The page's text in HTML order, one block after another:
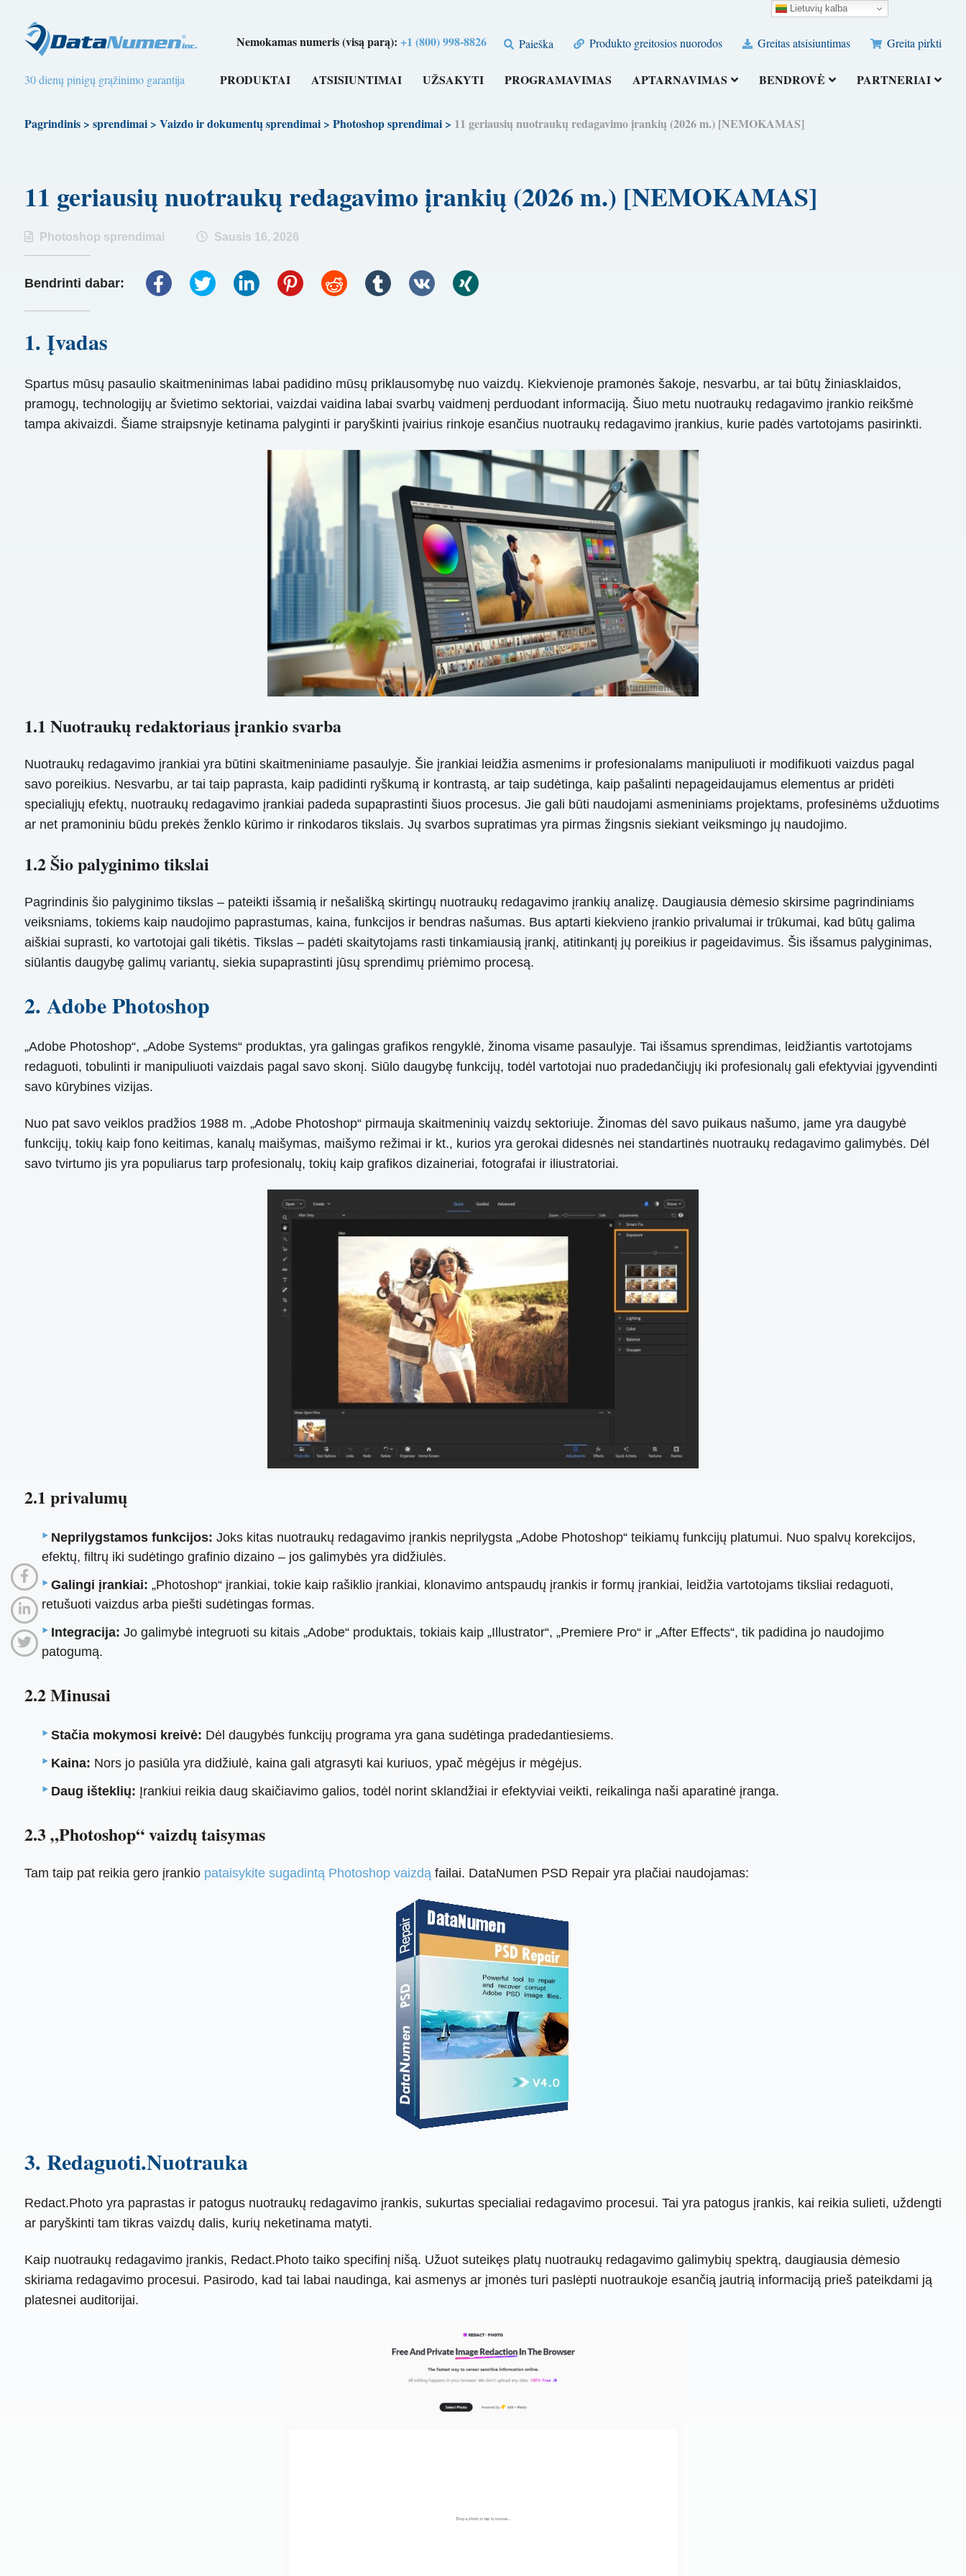
Nemokamas numeris (visą parą):+1 (800) 998-8826 Paieška Produkto greitosios nuorodos Greitas atsisiuntimas Greita pirkti
30 dienų pinigų grąžinimo garantija PRODUKTAI ATSISIUNTIMAI UŽSAKYTI PROGRAMAVIMAS APTARNAVIMAS BENDROVĖ PARTNERIAI
Pagrindinis> sprendimai> Vaizdo ir dokumentų sprendimai> Photoshop sprendimai> 11 geriausių nuotraukų redagavimo įrankių (2026 m.) [NEMOKAMAS]
11 geriausių nuotraukų redagavimo įrankių (2026 m.) [NEMOKAMAS]
Photoshop sprendimai Sausis 16, 2026
Bendrinti dabar:
1. Įvadas
Spartus mūsų pasaulio skaitmeninimas labai padidino mūsų priklausomybę nuo vaizdų. Kiekvienoje pramonės šakoje, nesvarbu, ar tai būtų žiniasklaidos,
pramogų, technologijų ar švietimo sektoriai, vaizdai vaidina labai svarbų vaidmenį perduodant informaciją. Šiuo metu nuotraukų redagavimo įrankio reikšmė
tampa akivaizdi. Šiame straipsnyje ketinama palyginti ir paryškinti įvairius rinkoje esančius nuotraukų redagavimo įrankius, kurie padės vartotojams pasirinkti.
1.1 Nuotraukų redaktoriaus įrankio svarba
Nuotraukų redagavimo įrankiai yra būtini skaitmeniniame pasaulyje. Šie įrankiai leidžia asmenims ir profesionalams manipuliuoti ir modifikuoti vaizdus pagal
savo poreikius. Nesvarbu, ar tai taip paprasta, kaip padidinti ryškumą ir kontrastą, ar taip sudėtinga, kaip pašalinti nepageidaujamus elementus ar pridėti
specialiųjų efektų, nuotraukų redagavimo įrankiai padeda supaprastinti šiuos procesus. Jie gali būti naudojami asmeniniams projektams, profesinėms užduotims
ar net pramoniniu būdu prekės ženklo kūrimo ir rinkodaros tikslais. Jų svarbos supratimas yra pirmas žingsnis siekiant veiksmingo jų naudojimo.
1.2 Šio palyginimo tikslai
Pagrindinis šio palyginimo tikslas – pateikti išsamią ir nešališką skirtingų nuotraukų redagavimo įrankių analizę. Daugiausia dėmesio skirsime pagrindiniams
veiksniams, tokiems kaip naudojimo paprastumas, kaina, funkcijos ir bendras našumas. Bus aptarti kiekvieno įrankio privalumai ir trūkumai, kad būtų galima
aiškiai suprasti, ko vartotojai gali tikėtis. Tikslas – padėti skaitytojams rasti tinkamiausią įrankį, atitinkantį jų poreikius ir pageidavimus. Šis išsamus palyginimas,
siūlantis daugybę galimų variantų, siekia supaprastinti jūsų sprendimų priėmimo procesą.
2. Adobe Photoshop
„Adobe Photoshop“, „Adobe Systems“ produktas, yra galingas grafikos rengyklė, žinoma visame pasaulyje. Tai išsamus sprendimas, leidžiantis vartotojams
redaguoti, tobulinti ir manipuliuoti vaizdais pagal savo skonį. Siūlo daugybę funkcijų, todėl vartotojai nuo pradedančiųjų iki profesionalų gali efektyviai įgyvendinti
savo kūrybines vizijas.
Nuo pat savo veiklos pradžios 1988 m. „Adobe Photoshop“ pirmauja skaitmeninių vaizdų sektoriuje. Žinomas dėl savo puikaus našumo, jame yra daugybė
funkcijų, tokių kaip fono keitimas, kanalų maišymas, maišymo režimai ir kt., kurios yra gerokai didesnės nei standartinės nuotraukų redagavimo galimybės. Dėl
savo tvirtumo jis yra populiarus tarp profesionalų, tokių kaip grafikos dizaineriai, fotografai ir iliustratoriai.
2.1 privalumų
Neprilygstamos funkcijos: Joks kitas nuotraukų redagavimo įrankis neprilygsta „Adobe Photoshop“ teikiamų funkcijų platumui. Nuo spalvų korekcijos,
efektų, filtrų iki sudėtingo grafinio dizaino – jos galimybės yra didžiulės.
Galingi įrankiai: „Photoshop“ įrankiai, tokie kaip rašiklio įrankiai, klonavimo antspaudų įrankis ir formų įrankiai, leidžia vartotojams tiksliai redaguoti,
retušuoti vaizdus arba piešti sudėtingas formas.
Integracija: Jo galimybė integruoti su kitais „Adobe“ produktais, tokiais kaip „Illustrator“, „Premiere Pro“ ir „After Effects“, tik padidina jo naudojimo
patogumą.
2.2 Minusai
Stačia mokymosi kreivė: Dėl daugybės funkcijų programa yra gana sudėtinga pradedantiesiems.
Kaina: Nors jo pasiūla yra didžiulė, kaina gali atgrasyti kai kuriuos, ypač mėgėjus ir mėgėjus.
Daug išteklių: Įrankiui reikia daug skaičiavimo galios, todėl norint sklandžiai ir efektyviai veikti, reikalinga naši aparatinė įranga.
2.3 „Photoshop“ vaizdų taisymas
Tam taip pat reikia gero įrankio pataisykite sugadintą Photoshop vaizdą failai. DataNumen PSD Repair yra plačiai naudojamas:
3. Redaguoti.Nuotrauka
Redact.Photo yra paprastas ir patogus nuotraukų redagavimo įrankis, sukurtas specialiai redagavimo procesui. Tai yra patogus įrankis, kai reikia sulieti, uždengti
ar paryškinti tam tikras vaizdų dalis, kurių neketinama matyti.
Kaip nuotraukų redagavimo įrankis, Redact.Photo taiko specifinį nišą. Užuot suteikęs platų nuotraukų redagavimo galimybių spektrą, daugiausia dėmesio
skiriama redagavimo procesui. Pasirodo, kad tai labai naudinga, kai asmenys ar įmonės turi paslėpti nuotraukoje esančią jautrią informaciją prieš pateikdami ją
platesnei auditorijai.
Lietuvių kalba